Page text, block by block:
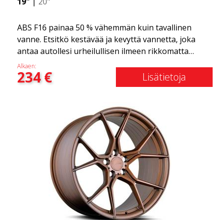
ABS F16 painaa 50 % vähemmän kuin tavallinen
vanne. Etsitkö kestävää ja kevyttä vannetta, joka
antaa autollesi urheilullisen ilmeen rikkomatta
pankkia? ABS F16 on oma yrityksemme tarjota
laatutietoisille asiakkaille vanne, joka hyötyy
uusimmista materiaalien ja tuotannon
jossa kehitys etenee nopeasti, ja ABS F16 on
todellakin eturintamassa!
Alkaen:
234€ Lisätietoja